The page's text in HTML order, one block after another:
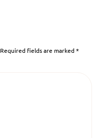
Required fields are marked*